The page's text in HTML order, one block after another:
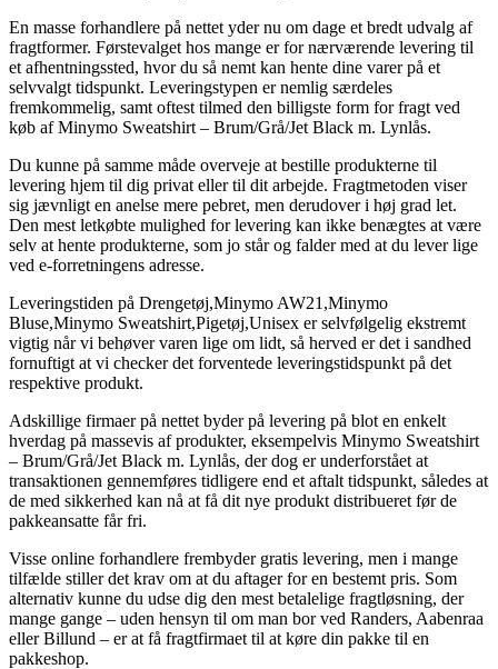
En masse forhandlere på nettet yder nu om dage et bredt udvalg af
fragtformer. Førstevalget hos mange er for nærværende levering til
et afhentningssted, hvor du så nemt kan hente dine varer på et
selvvalgt tidspunkt. Leveringstypen er nemlig særdeles
fremkommelig, samt oftest tilmed den billigste form for fragt ved
køb af Minymo Sweatshirt – Brum/Grå/Jet Black m. Lynlås.
Du kunne på samme måde overveje at bestille produkterne til
levering hjem til dig privat eller til dit arbejde. Fragtmetoden viser
sig jævnligt en anelse mere pebret, men derudover i høj grad let.
Den mest letkøbte mulighed for levering kan ikke benægtes at være
selv at hente produkterne, som jo står og falder med at du lever lige
ved e-forretningens adresse.
Leveringstiden på Drengetøj,Minymo AW21,Minymo
Bluse,Minymo Sweatshirt,Pigetøj,Unisex er selvfølgelig ekstremt
vigtig når vi behøver varen lige om lidt, så herved er det i sandhed
fornuftigt at vi checker det forventede leveringstidspunkt på det
respektive produkt.
Adskillige firmaer på nettet byder på levering på blot en enkelt
hverdag på massevis af produkter, eksempelvis Minymo Sweatshirt
– Brum/Grå/Jet Black m. Lynlås, der dog er underforstået at
transaktionen gennemføres tidligere end et aftalt tidspunkt, således at
de med sikkerhed kan nå at få dit nye produkt distribueret før de
pakkeansatte får fri.
Visse online forhandlere frembyder gratis levering, men i mange
tilfælde stiller det krav om at du aftager for en bestemt pris. Som
alternativ kunne du udse dig den mest betalelige fragtløsning, der
mange gange – uden hensyn til om man bor ved Randers, Aabenraa
eller Billund – er at få fragtfirmaet til at køre din pakke til en
pakkeshop.